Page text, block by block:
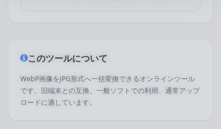
このツールについて
WebP画像をJPG形式へ一括変換できるオンラインツール
です。旧端末との互換、一般ソフトでの利用、通常アップ
ロードに適しています。